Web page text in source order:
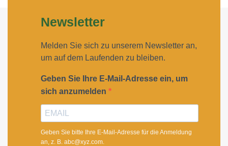
Newsletter
Melden Sie sich zu unserem Newsletter an,
um auf dem Laufenden zu bleiben.
Geben Sie Ihre E-Mail-Adresse ein, um
sich anzumelden
Geben Sie bitte Ihre E-Mail-Adresse für die Anmeldung
an, z. B. abc@xyz.com.